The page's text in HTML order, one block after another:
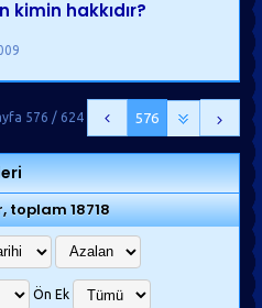
kimin hakkıdır?
576
576 / 624
toplam 18718
Ön Ek